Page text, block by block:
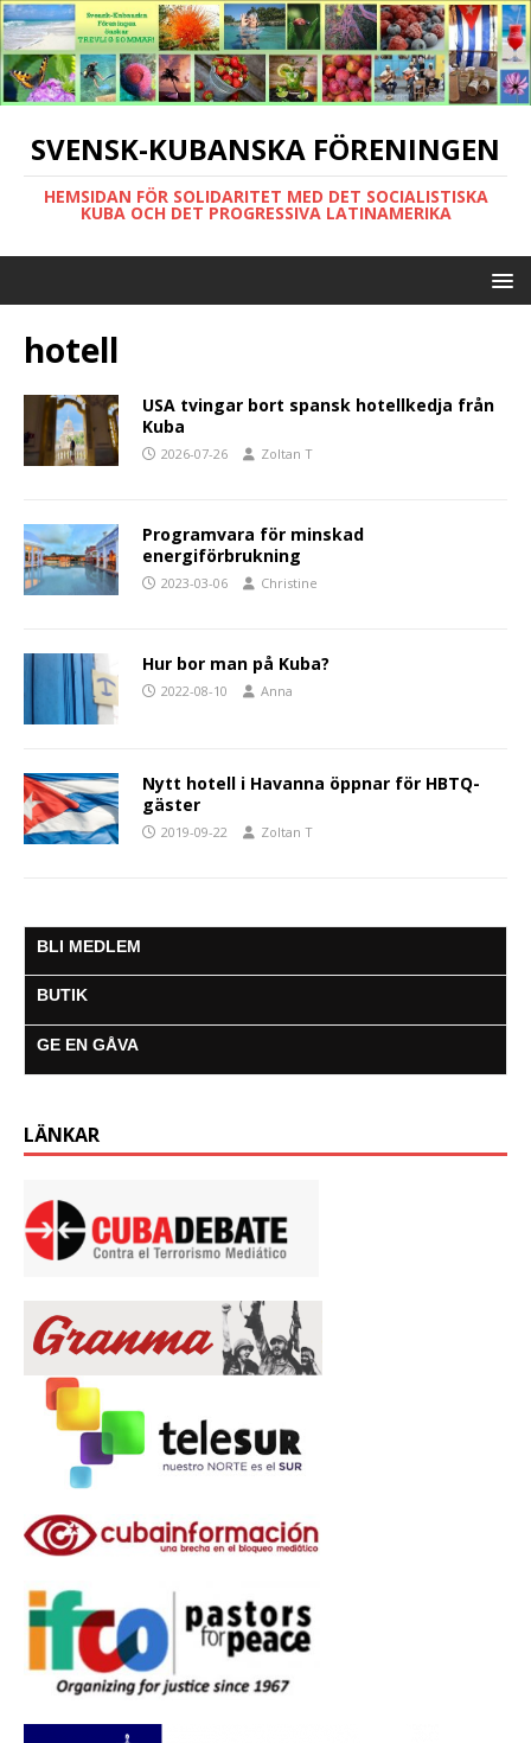
SVENSK-KUBANSKA FÖRENINGEN
HEMSIDAN FÖR SOLIDARITET MED DET SOCIALISTISKA
KUBA OCH DET PROGRESSIVA LATINAMERIKA
hotell
USA tvingar bort spansk hotellkedja från
Kuba
2026-07-26 Zoltan T
Programvara för minskad
energiförbrukning
2023-03-06 Christine
Hur bor man på Kuba?
2022-08-10 Anna
Nytt hotell i Havanna öppnar för HBTQ-
gäster
2019-09-22 Zoltan T
BLI MEDLEM
BUTIK
GE EN GÅVA
LÄNKAR